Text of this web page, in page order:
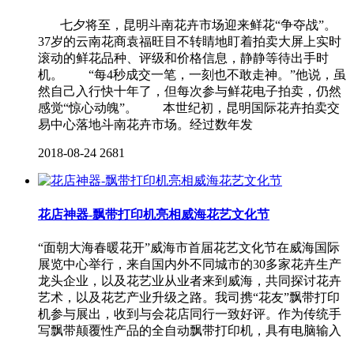
七夕将至，昆明斗南花卉市场迎来鲜花“争夺战”。
37岁的云南花商袁福旺目不转睛地盯着拍卖大屏上实时
滚动的鲜花品种、评级和价格信息，静静等待出手时
机。 “每4秒成交一笔，一刻也不敢走神。”他说，虽
然自己入行快十年了，但每次参与鲜花电子拍卖，仍然
感觉“惊心动魄”。 本世纪初，昆明国际花卉拍卖交
易中心落地斗南花卉市场。经过数年发
2018-08-24 2681
花店神器-飘带打印机亮相威海花艺文化节
“面朝大海春暖花开”威海市首届花艺文化节在威海国际
展览中心举行，来自国内外不同城市的30多家花卉生产
龙头企业，以及花艺业从业者来到威海，共同探讨花卉
艺术，以及花艺产业升级之路。我司携“花友”飘带打印
机参与展出，收到与会花店同行一致好评。作为传统手
写飘带颠覆性产品的全自动飘带打印机，具有电脑输入